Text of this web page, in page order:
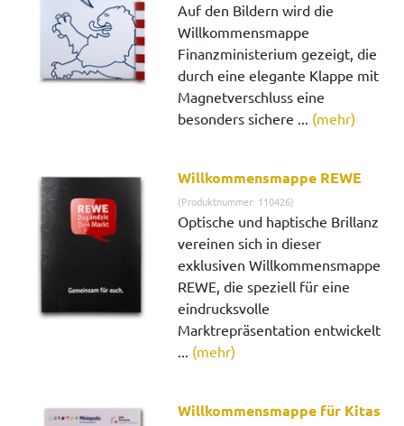
Auf den Bildern wird die
Willkommensmappe
Finanzministerium gezeigt, die
durch eine elegante Klappe mit
Magnetverschluss eine
besonders sichere ... (mehr)
Willkommensmappe REWE
(Produktnummer: 110426)
Optische und haptische Brillanz
vereinen sich in dieser
exklusiven Willkommensmappe
REWE, die speziell für eine
eindrucksvolle
Marktrepräsentation entwickelt
... (mehr)
Willkommensmappe für Kitas